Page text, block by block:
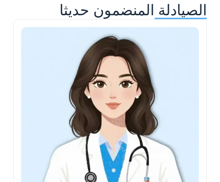
الصيادلة المنضمون حديثا